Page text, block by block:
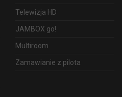
Telewizja HD
JAMBOX go!
Multiroom
Zamawianie z pilota